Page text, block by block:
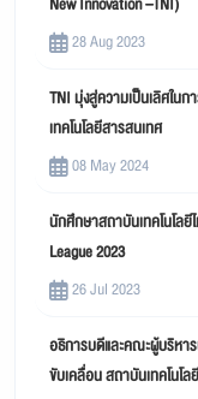
28 Aug 2023
TNI มุ่งสู่ความเป็นเลิศใน
เทคโนโลยีสารสนเทศ
08 May 2024
นักศึกษาสถาบันเทคโนโล
League 2023
26 Jul 2023
อธิการบดีและคณะผู้บริหา
ขับเคลื่อน สถาบันเทคโน